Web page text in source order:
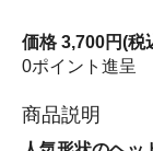
価格 3,700円(税
0ポイント進呈
商品説明